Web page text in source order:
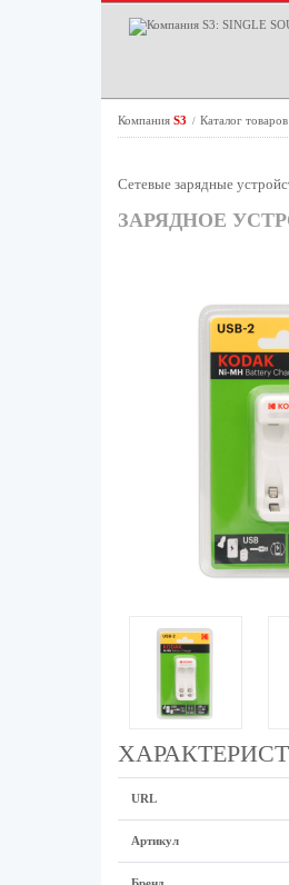
Компания S3 / Каталог товаров
Сетевые зарядные
ЗАРЯДНОЕ
URL
Артикул